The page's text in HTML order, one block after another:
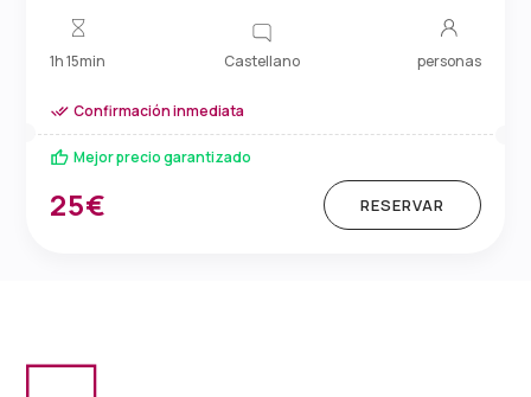
1h 15min Castellano personas
Confirmación inmediata
Mejor precio garantizado
25€ RESERVAR